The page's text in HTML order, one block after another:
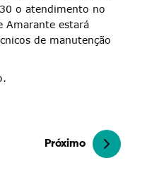
o atendimento no
Amarante estará
de manutenção
Próximo